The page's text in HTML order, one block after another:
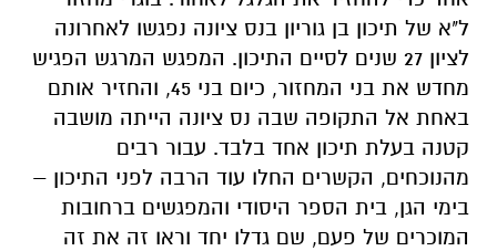
ל"א של תיכון בן גוריון בנס ציונה נפגשו לאחרונה
לציון 27 שנים לסיים התיכון. המפגש המרגש הפגיש
מחדש את בני המחזור, כיום בני 45, והחזיר אותם
באחת אל התקופה שבה נס ציונה הייתה מושבה
קטנה בעלת תיכון אחד בלבד. עבור רבים
מהנוכחים, הקשרים החלו עוד הרבה לפני התיכון –
בימי הגן, בית הספר היסודי והמפגשים ברחובות
המוכרים של פעם, שם גדלו יחד וראו זה את זה